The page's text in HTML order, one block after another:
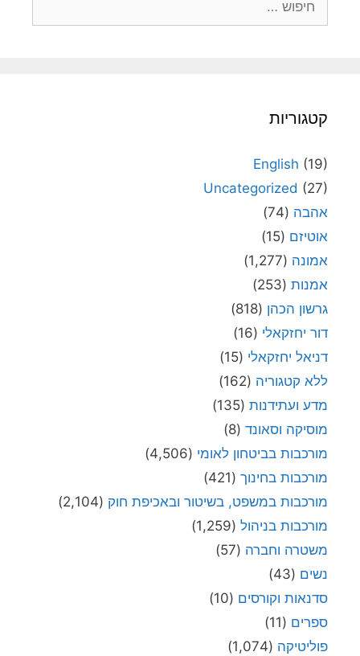
קטגוריות
English (19)
Uncategorized (27)
אהבה (74)
אוטיזם (15)
אמונה (1,277)
אמנות (253)
גרשון הכהן (818)
דור יחזקאלי (16)
דניאל יחזקאלי (15)
ללא קטגוריה (162)
מדע ועתידנות (135)
מוסיקה וסאונד (8)
מורכבות בביטחון לאומי (4,506)
מורכבות בחינוך (421)
מורכבות במשפט, בשיטור ובאכיפת חוק (2,104)
מורכבות בניהול (1,259)
משטרה וחברה (57)
נשים (43)
סדנאות וקורסים (10)
ספרים (11)
פוליטיקה (1,074)